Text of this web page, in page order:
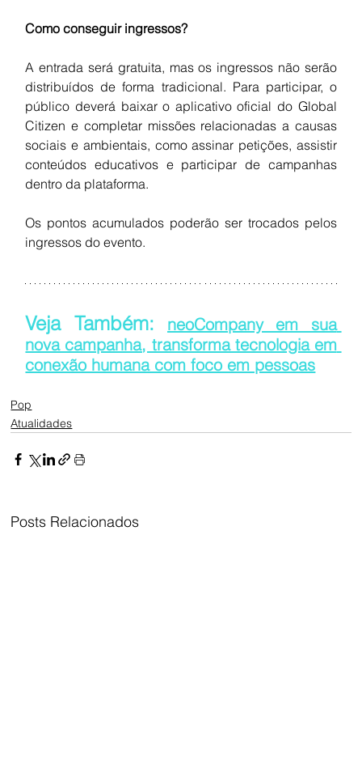
Como conseguir ingressos?
A entrada será gratuita, mas os ingressos não serão
distribuídos de forma tradicional. Para participar, o
público deverá baixar o aplicativo oficial do Global
Citizen e completar missões relacionadas a causas
sociais e ambientais, como assinar petições, assistir
conteúdos educativos e participar de campanhas
dentro da plataforma.
Os pontos acumulados poderão ser trocados pelos
ingressos do evento.
Veja Também:
neoCompany em sua
nova campanha, transforma tecnologia em
conexão humana com foco em pessoas
Pop
Atualidades
Posts Relacionados